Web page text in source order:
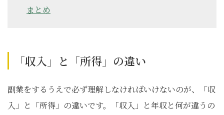
まとめ
「収入」と「所得」の違い
副業をするうえで必ず理解しなければいけないのが、「収
入」と「所得」の違いです。「収入」と年収と何が違うの